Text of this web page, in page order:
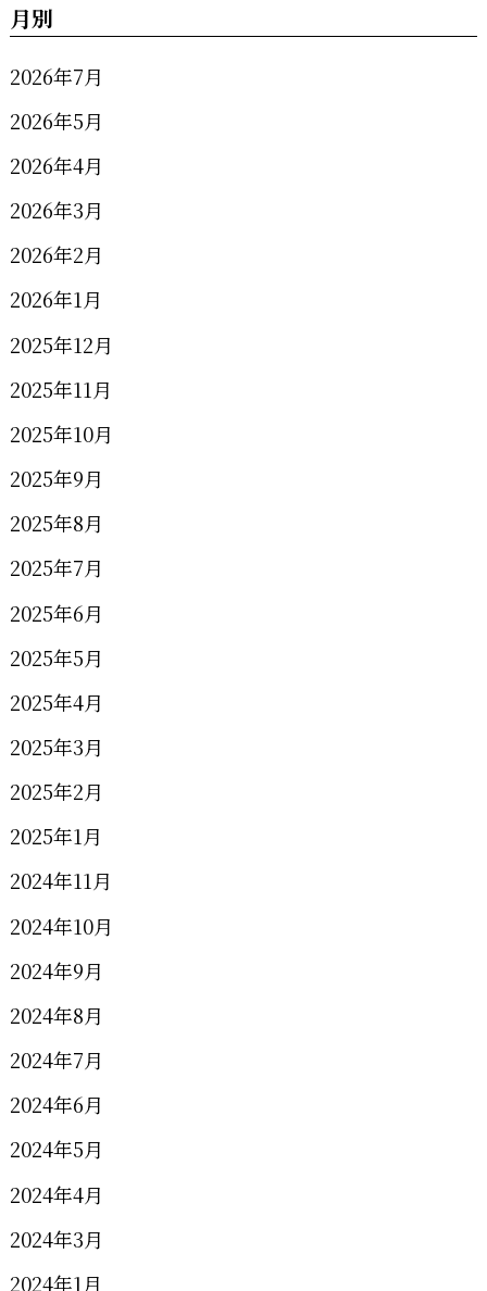
月別
2026年7月
2026年5月
2026年4月
2026年3月
2026年2月
2026年1月
2025年12月
2025年11月
2025年10月
2025年9月
2025年8月
2025年7月
2025年6月
2025年5月
2025年4月
2025年3月
2025年2月
2025年1月
2024年11月
2024年10月
2024年9月
2024年8月
2024年7月
2024年6月
2024年5月
2024年4月
2024年3月
2024年1月